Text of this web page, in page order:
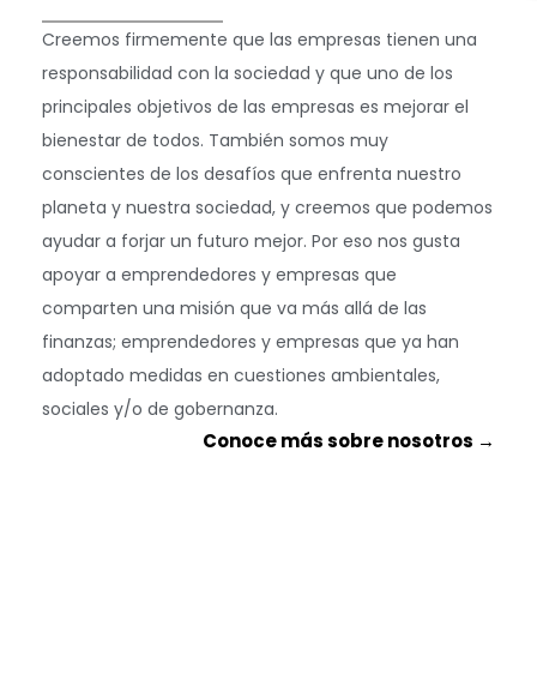
Creemos firmemente que las empresas tienen una
responsabilidad con la sociedad y que uno de los
principales objetivos de las empresas es mejorar el
bienestar de todos. También somos muy
conscientes de los desafíos que enfrenta nuestro
planeta y nuestra sociedad, y creemos que podemos
ayudar a forjar un futuro mejor. Por eso nos gusta
apoyar a emprendedores y empresas que
comparten una misión que va más allá de las
finanzas; emprendedores y empresas que ya han
adoptado medidas en cuestiones ambientales,
sociales y/o de gobernanza.
Conoce más sobre nosotros →